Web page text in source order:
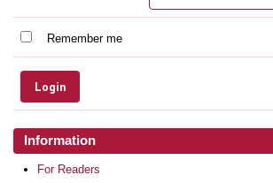
Remember me
Information
For Readers